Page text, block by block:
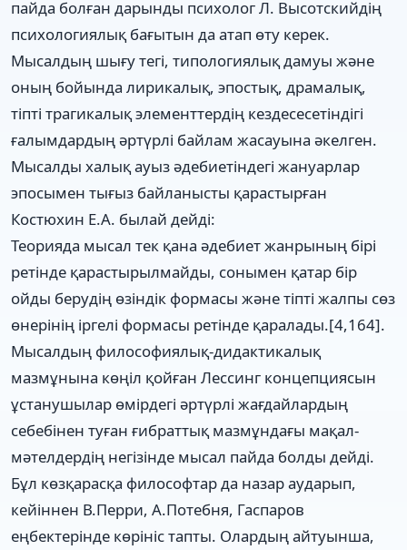
пайда болған дарынды психолог Л. Высотскийдің
психологиялық бағытын да атап өту керек.
Мысалдың шығу тегі, типологиялық дамуы және
оның бойында лирикалық, эпостық, драмалық,
тіпті трагикалық элементтердің кездесесетіндігі
ғалымдардың әртүрлі байлам жасауына әкелген.
Мысалды халық ауыз әдебиетіндегі жануарлар
эпосымен тығыз байланысты қарастырған
Костюхин Е.А. былай дейді:
Теорияда мысал тек қана әдебиет жанрының бірі
ретінде қарастырылмайды, сонымен қатар бір
ойды берудің өзіндік формасы және тіпті жалпы сөз
өнерінің іргелі формасы ретінде қаралады.[4,164].
Мысалдың философиялық-дидактикалық
мазмұнына көңіл қойған Лессинг концепциясын
ұстанушылар өмірдегі әртүрлі жағдайлардың
себебінен туған ғибраттық мазмұндағы мақал-
мәтелдердің негізінде мысал пайда болды дейді.
Бұл көзқарасқа философтар да назар аударып,
кейіннен В.Перри, А.Потебня, Гаспаров
еңбектерінде көрініс тапты. Олардың айтуынша,